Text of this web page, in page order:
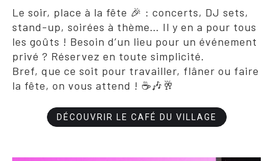
Le soir, place à la fête 🎉 : concerts, DJ sets,
stand-up, soirées à thème… Il y en a pour tous
les goûts ! Besoin d’un lieu pour un événement
privé ? Réservez en toute simplicité.
Bref, que ce soit pour travailler, flâner ou faire
la fête, on vous attend ! ☕🎶🥂
DÉCOUVRIR LE CAFÉ DU VILLAGE